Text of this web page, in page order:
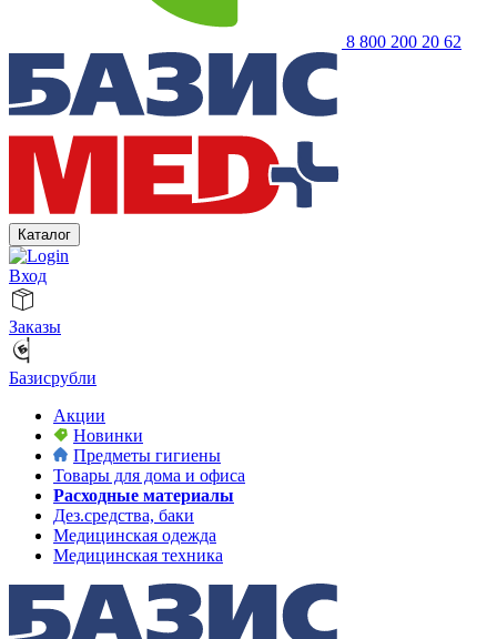
8 800 200 20 62
Каталог
Вход
Заказы
Базисрубли
Акции
Новинки
Предметы гигиены
Товары для дома и офиса
Расходные материалы
Дез.средства, баки
Медицинская одежда
Медицинская техника